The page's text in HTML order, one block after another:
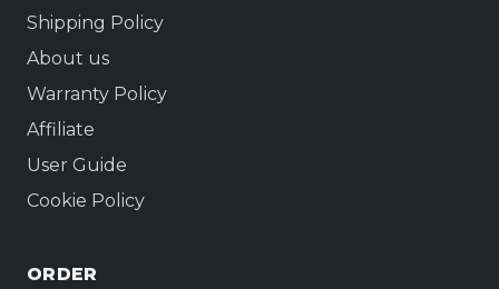
Shipping Policy
About us
Warranty Policy
Affiliate
User Guide
Cookie Policy
ORDER